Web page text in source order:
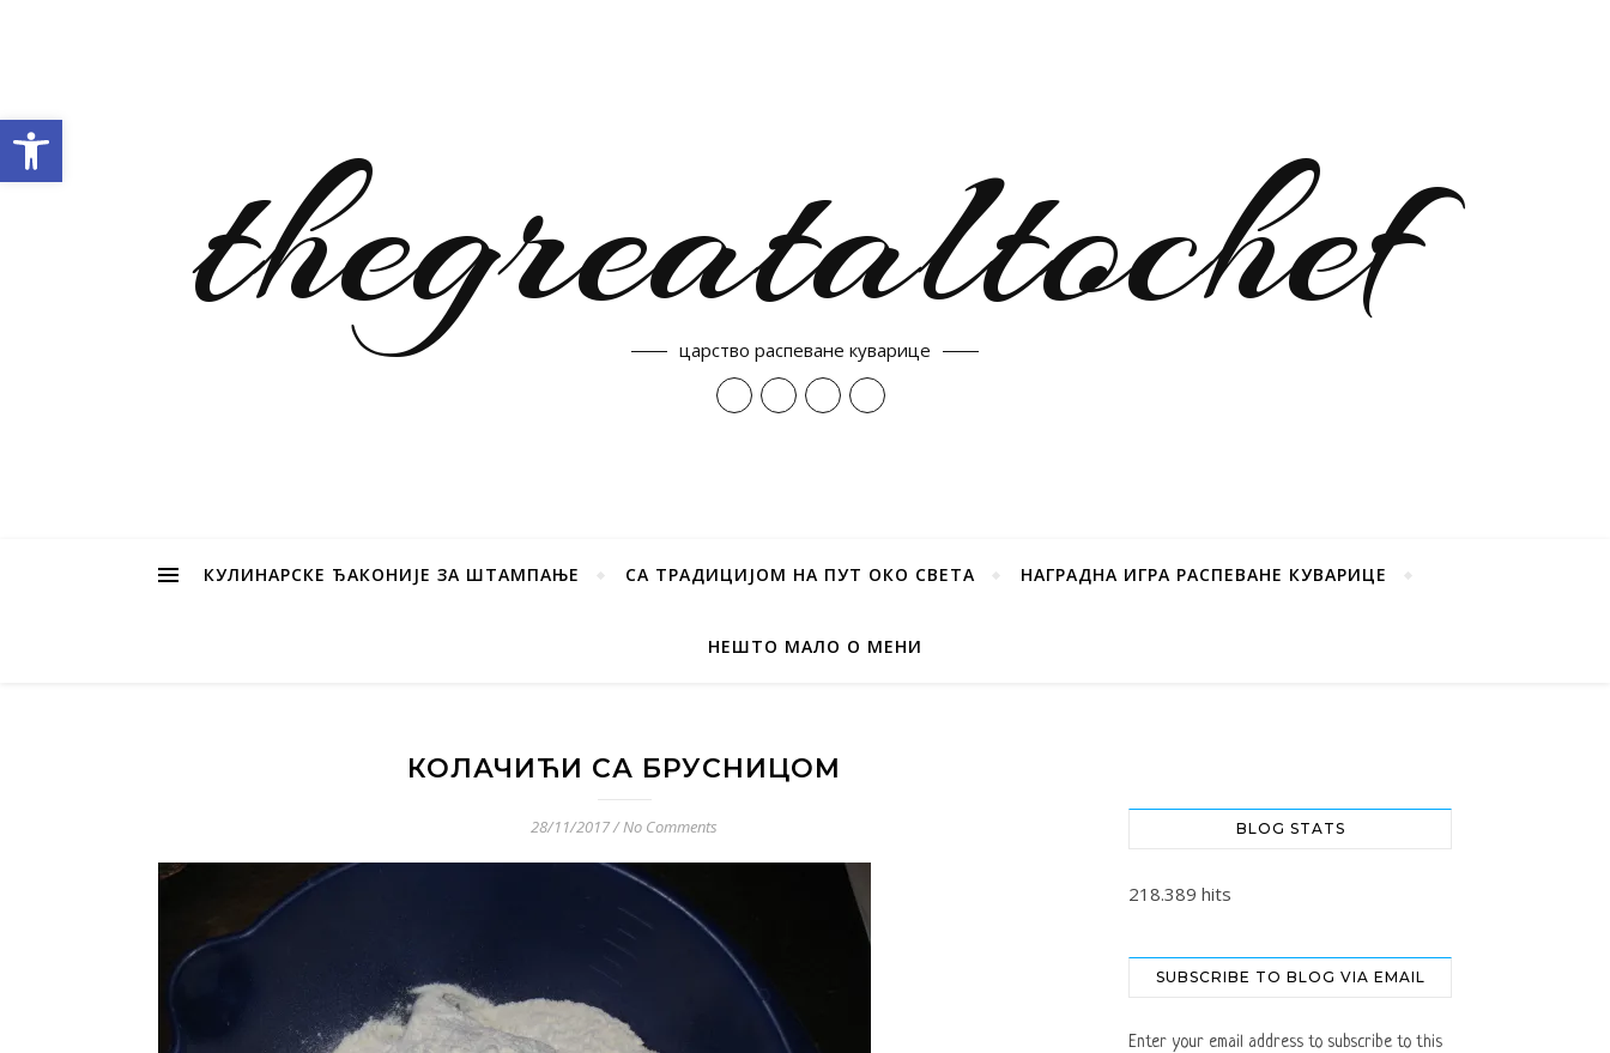
thegreataltochef
царство распеване куварице
КУЛИНАРСКЕ ЂАКОНИЈЕ ЗА ШТАМПАЊЕ СА ТРАДИЦИЈОМ НА ПУТ ОКО СВЕТА НАГРАДНА ИГРА РАСПЕВАНЕ КУВАРИЦЕ
НЕШТО МАЛО О МЕНИ
КОЛАЧИЋИ СА БРУСНИЦОМ
28/11/2017/No Comments BLOG STATS
218.389 hits
SUBSCRIBE TO BLOG VIA EMAIL
Enter your email address to subscribe to this
Open toolbar